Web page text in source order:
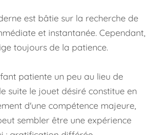
est bâtie sur la recherche de
et instantanée. Cependant,
toujours de la patience.
patiente un peu au lieu de
suite le jouet désiré constitue en
d'une compétence majeure,
sembler être une expérience